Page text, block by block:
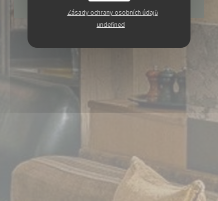
Zásady ochrany osobních údajů
undefined
REZERVOVAT STŮL